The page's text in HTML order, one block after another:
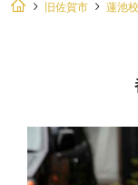
旧佐賀市 蓮池